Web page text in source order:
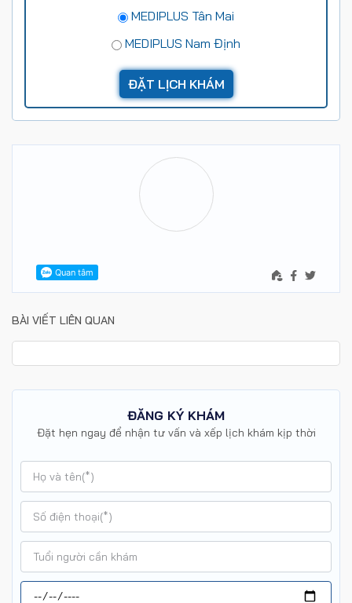
MEDIPLUS Tân Mai
MEDIPLUS Nam Định
BÀI VIẾT LIÊN QUAN
ĐĂNG KÝ KHÁM
Đặt hẹn ngay để nhận tư vấn và xếp lịch khám kịp thời